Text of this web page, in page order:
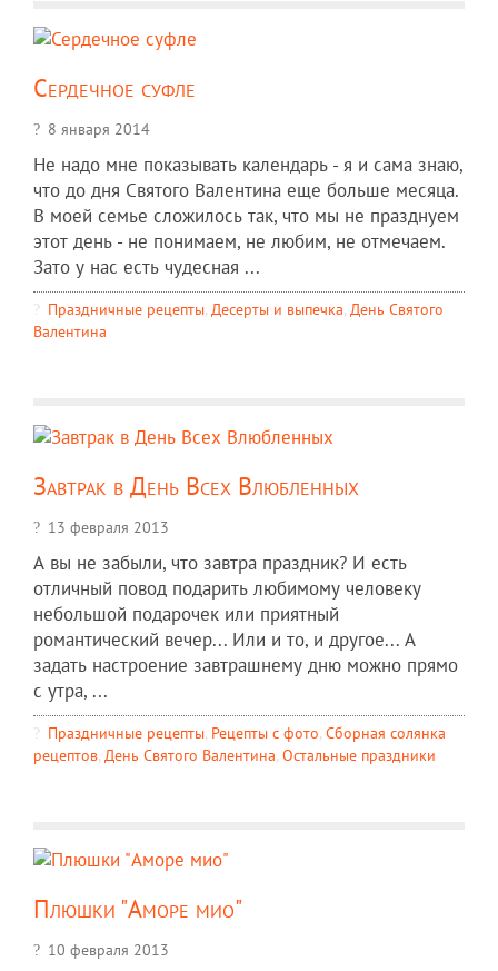
Сердечное суфле
8 января 2014
Не надо мне показывать календарь - я и сама знаю,
что до дня Святого Валентина еще больше месяца.
В моей семье сложилось так, что мы не празднуем
этот день - не понимаем, не любим, не отмечаем.
Зато у нас есть чудесная ...
Праздничные рецепты, Десерты и выпечка, День Святого
Валентина
Завтрак в День Всех Влюбленных
13 февраля 2013
А вы не забыли, что завтра праздник? И есть
отличный повод подарить любимому человеку
небольшой подарочек или приятный
романтический вечер... Или и то, и другое... А
задать настроение завтрашнему дню можно прямо
с утра, ...
Праздничные рецепты, Рецепты c фото, Сборная солянка
рецептов, День Святого Валентина, Остальные праздники
Плюшки "Аморе мио"
10 февраля 2013